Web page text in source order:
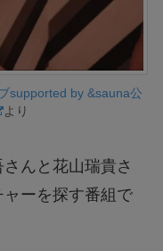
supported by &sauna公
より
んと花山瑞貴さ
ーを探す番組で